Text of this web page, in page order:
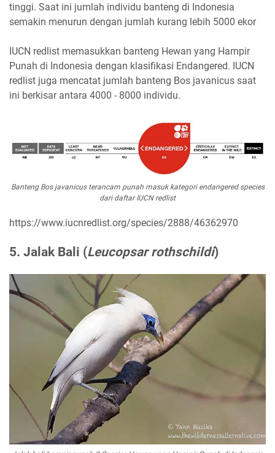
tinggi. Saat ini jumlah individu banteng di Indonesia
semakin menurun dengan jumlah kurang lebih 5000 ekor
IUCN redlist memasukkan banteng Hewan yang Hampir
Punah di Indonesia dengan klasifikasi Endangered. IUCN
redlist juga mencatat jumlah banteng Bos javanicus saat
ini berkisar antara 4000 - 8000 individu.
Banteng Bos javanicus terancam punah masuk kategori endangered species
dari daftar IUCN redlist
https://www.iucnredlist.org/species/2888/46362970
5. Jalak Bali (Leucopsar rothschildi)